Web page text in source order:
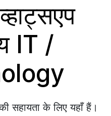
IT /
सहायता के लिए यहाँ हैं।